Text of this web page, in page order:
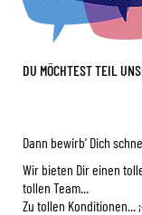
DU MÖCHTEST TEIL
Dann bewirb' Dich
Wir bieten Dir einen
tollen Team...
Zu tollen Konditionen...